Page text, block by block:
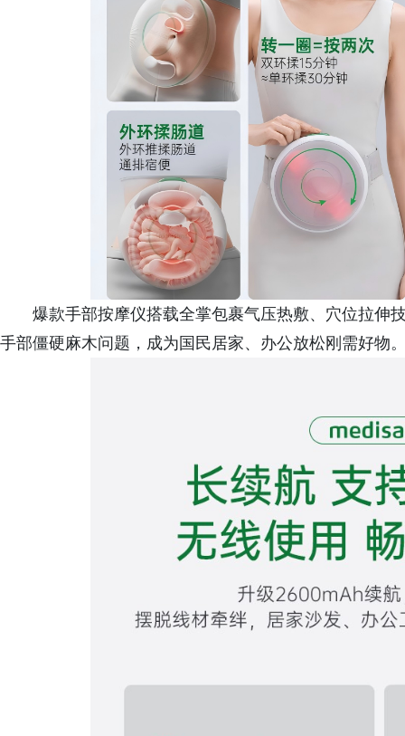
爆款手部按摩仪搭载全掌包裹气压热敷、穴位拉伸
手部僵硬麻木问题，成为国民居家、办公放松刚需好物